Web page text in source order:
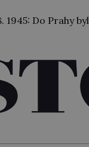
byl tajně z